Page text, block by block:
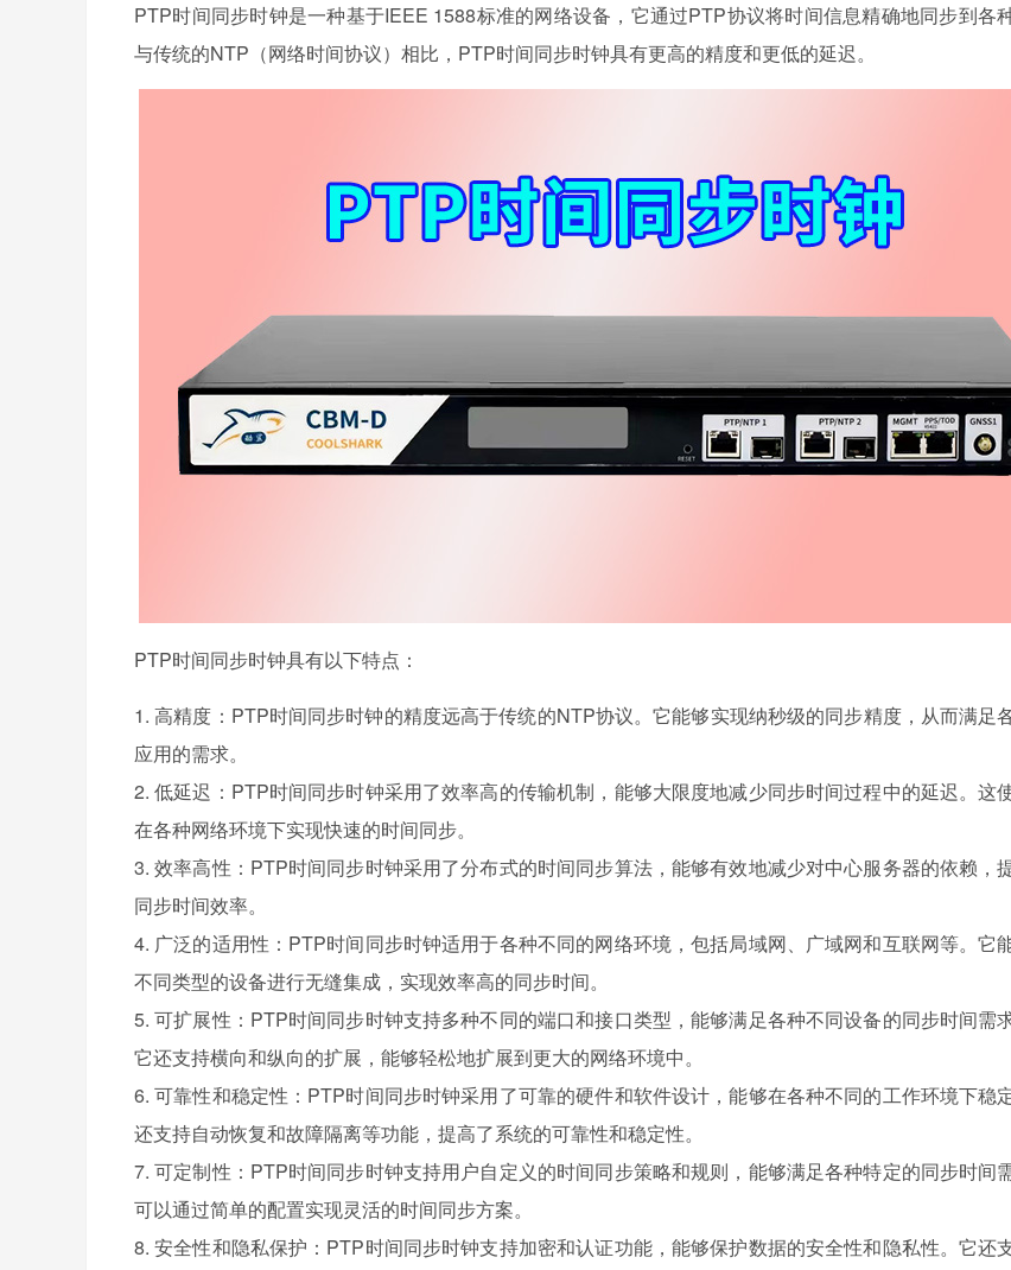
PTP时间同步时钟是一种基于IEEE 1588标准的网络设备，它通过PTP协议将时间信息精确地同步到各种
与传统的NTP（网络时间协议）相比，PTP时间同步时钟具有更高的精度和更低的延迟。
PTP时间同步时钟具有以下特点：
1. 高精度：PTP时间同步时钟的精度远高于传统的NTP协议。它能够实现纳秒级的同步精度，从而满足
应用的需求。
2. 低延迟：PTP时间同步时钟采用了效率高的传输机制，能够大限度地减少同步时间过程中的延迟。这
在各种网络环境下实现快速的时间同步。
3. 效率高性：PTP时间同步时钟采用了分布式的时间同步算法，能够有效地减少对中心服务器的依赖，
同步时间效率。
4. 广泛的适用性：PTP时间同步时钟适用于各种不同的网络环境，包括局域网、广域网和互联网等。它
不同类型的设备进行无缝集成，实现效率高的同步时间。
5. 可扩展性：PTP时间同步时钟支持多种不同的端口和接口类型，能够满足各种不同设备的同步时间需
它还支持横向和纵向的扩展，能够轻松地扩展到更大的网络环境中。
6. 可靠性和稳定性：PTP时间同步时钟采用了可靠的硬件和软件设计，能够在各种不同的工作环境下稳
还支持自动恢复和故障隔离等功能，提高了系统的可靠性和稳定性。
7. 可定制性：PTP时间同步时钟支持用户自定义的时间同步策略和规则，能够满足各种特定的同步时间
可以通过简单的配置实现灵活的时间同步方案。
8. 安全性和隐私保护：PTP时间同步时钟支持加密和认证功能，能够保护数据的安全性和隐私性。它还